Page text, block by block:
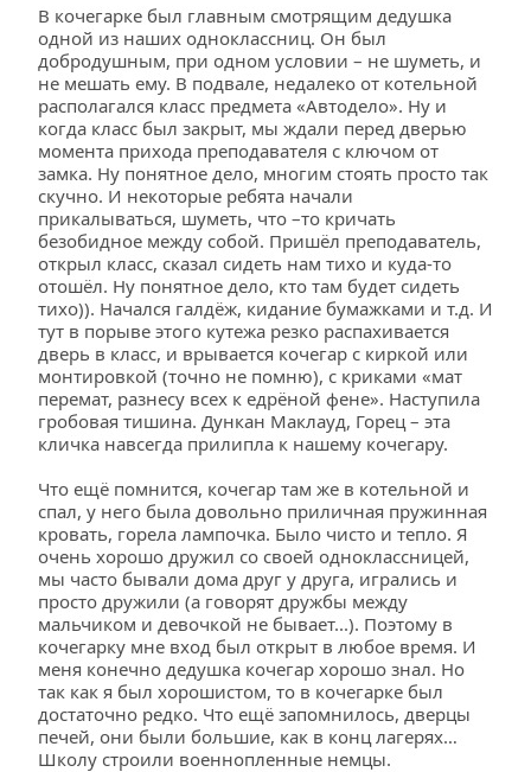
В кочегарке был главным смотрящим дедушка
одной из наших одноклассниц. Он был
добродушным, при одном условии – не шуметь, и
не мешать ему. В подвале, недалеко от котельной
располагался класс предмета «Автодело». Ну и
когда класс был закрыт, мы ждали перед дверью
момента прихода преподавателя с ключом от
замка. Ну понятное дело, многим стоять просто так
скучно. И некоторые ребята начали
прикалываться, шуметь, что –то кричать
безобидное между собой. Пришёл преподаватель,
открыл класс, сказал сидеть нам тихо и куда-то
отошёл. Ну понятное дело, кто там будет сидеть
тихо)). Начался галдёж, кидание бумажками и т.д. И
тут в порыве этого кутежа резко распахивается
дверь в класс, и врывается кочегар с киркой или
монтировкой (точно не помню), с криками «мат
перемат, разнесу всех к едрёной фене». Наступила
гробовая тишина. Дункан Маклауд, Горец – эта
кличка навсегда прилипла к нашему кочегару.
Что ещё помнится, кочегар там же в котельной и
спал, у него была довольно приличная пружинная
кровать, горела лампочка. Было чисто и тепло. Я
очень хорошо дружил со своей одноклассницей,
мы часто бывали дома друг у друга, игрались и
просто дружили (а говорят дружбы между
мальчиком и девочкой не бывает...). Поэтому в
кочегарку мне вход был открыт в любое время. И
меня конечно дедушка кочегар хорошо знал. Но
так как я был хорошистом, то в кочегарке был
достаточно редко. Что ещё запомнилось, дверцы
печей, они были большие, как в конц лагерях…
Школу строили военнопленные немцы.